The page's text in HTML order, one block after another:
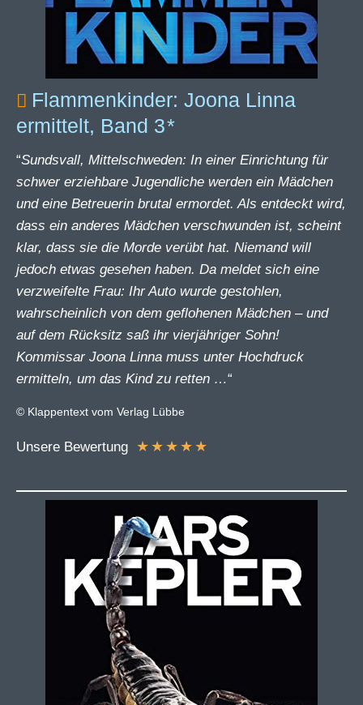
Flammenkinder: Joona Linna
ermittelt, Band 3
“Sundsvall, Mittelschweden: In einer Einrichtung für
schwer erziehbare Jugendliche werden ein Mädchen
und eine Betreuerin brutal ermordet. Als entdeckt wird,
dass ein anderes Mädchen verschwunden ist, scheint
klar, dass sie die Morde verübt hat. Niemand will
jedoch etwas gesehen haben. Da meldet sich eine
verzweifelte Frau: Ihr Auto wurde gestohlen,
wahrscheinlich von dem geflohenen Mädchen – und
auf dem Rücksitz saß ihr vierjähriger Sohn!
Kommissar Joona Linna muss unter Hochdruck
ermitteln, um das Kind zu retten …“
© Klappentext vom Verlag Lübbe
Unsere Bewertung ★ ★ ★ ★ ★